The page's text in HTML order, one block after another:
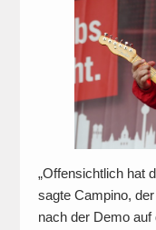
„Offensichtlich hat
sagte Campino,
nach der Demo